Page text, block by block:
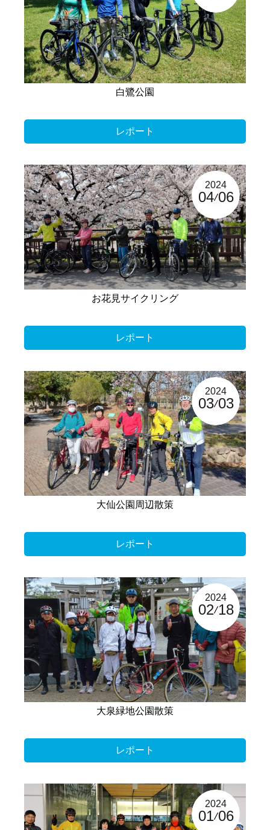
白鷺公園
レポート
2024
04 06
お花見サイクリング
レポート
2024
03 03
大仙公園周辺散策
レポート
2024
02 18
大泉緑地公園散策
レポート
2024
01 06